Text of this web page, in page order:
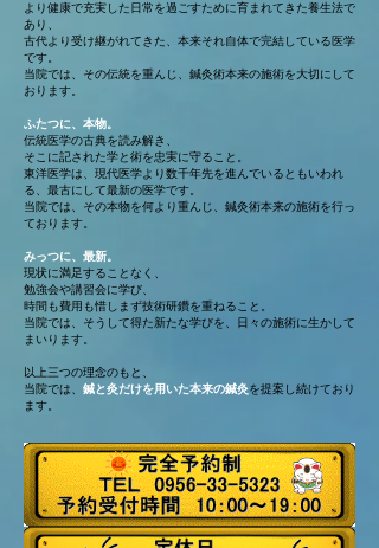
より健康で充実した日常を過ごすために育まれてきた養生法で
あり、
古代より受け継がれてきた、本来それ自体で完結している医学
です。
当院では、その伝統を重んじ、鍼灸術本来の施術を大切にして
おります。
ふたつに、本物。
伝統医学の古典を読み解き、
そこに記された学と術を忠実に守ること。
東洋医学は、現代医学より数千年先を進んでいるともいわれ
る、最古にして最新の医学です。
当院では、その本物を何より重んじ、鍼灸術本来の施術を行っ
ております。
みっつに、最新。
現状に満足することなく、
勉強会や講習会に学び、
時間も費用も惜しまず技術研鑽を重ねること。
当院では、そうして得た新たな学びを、日々の施術に生かして
まいります。
以上三つの理念のもと、
当院では、 鍼と灸だけを用いた本来の鍼灸を提案し続けており
ます。